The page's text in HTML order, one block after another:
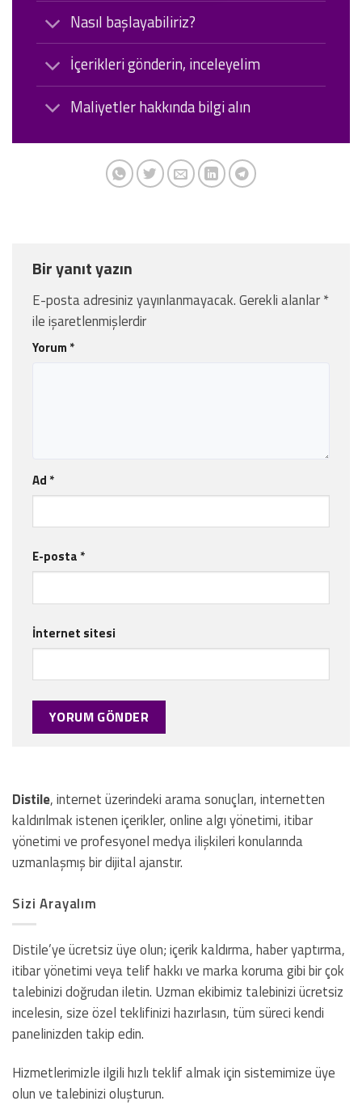
Nasıl başlayabiliriz?
İçerikleri gönderin, inceleyelim
Maliyetler hakkında bilgi alın
Bir yanıt yazın
E-posta adresiniz yayınlanmayacak.Gerekli alanlar*
ile işaretlenmişlerdir
Yorum *
Ad *
E-posta *
İnternet sitesi
Distile, internet üzerindeki arama sonuçları, internetten
kaldırılmak istenen içerikler, online algı yönetimi, itibar
yönetimi ve profesyonel medya ilişkileri konularında
uzmanlaşmış bir dijital ajanstır.
Sizi Arayalım
Distile’ye ücretsiz üye olun; içerik kaldırma, haber yaptırma,
itibar yönetimi veya telif hakkı ve marka koruma gibi bir çok
talebinizi doğrudan iletin. Uzman ekibimiz talebinizi ücretsiz
incelesin, size özel teklifinizi hazırlasın, tüm süreci kendi
panelinizden takip edin.
Hizmetlerimizle ilgili hızlı teklif almak için sistemimize üye
olun ve talebinizi oluşturun.